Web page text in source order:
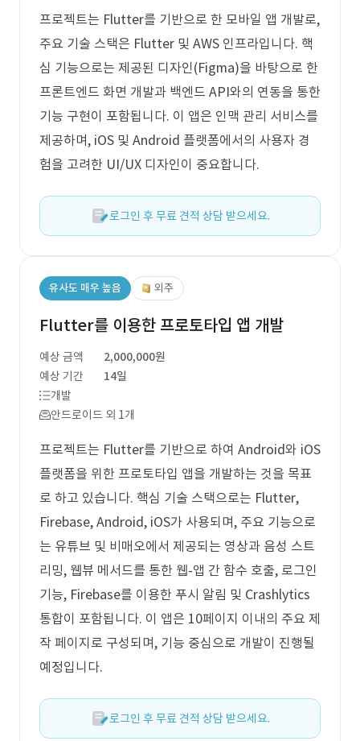
프로젝트는 Flutter를 기반으로 한 모바일 앱 개발로,
주요 기술 스택은 Flutter 및 AWS 인프라입니다. 핵
심 기능으로는 제공된 디자인(Figma)을 바탕으로 한
프론트엔드 화면 개발과 백엔드 API와의 연동을 통한
기능 구현이 포함됩니다. 이 앱은 인맥 관리 서비스를
제공하며, iOS 및 Android 플랫폼에서의 사용자 경
험을 고려한 UI/UX 디자인이 중요합니다.
로그인 후 무료 견적 상담 받으세요.
유사도 매우 높음 외주
Flutter를 이용한 프로토타입 앱 개발
예상 금액
2,000,000원
예상 기간
14일
개발
안드로이드 외 1개
프로젝트는 Flutter를 기반으로 하여 Android와 iOS
플랫폼을 위한 프로토타입 앱을 개발하는 것을 목표
로 하고 있습니다. 핵심 기술 스택으로는 Flutter,
Firebase, Android, iOS가 사용되며, 주요 기능으로
는 유튜브 및 비매오에서 제공되는 영상과 음성 스트
리밍, 웹뷰 메서드를 통한 웹-앱 간 함수 호출, 로그인
기능, Firebase를 이용한 푸시 알림 및 Crashlytics
통합이 포함됩니다. 이 앱은 10페이지 이내의 주요 제
작 페이지로 구성되며, 기능 중심으로 개발이 진행될
예정입니다.
로그인 후 무료 견적 상담 받으세요.